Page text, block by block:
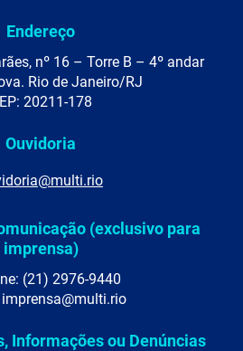
Endereço
nº 16 – Torre B – 4º andar
Rio de Janeiro/RJ
20211-178
Ouvidoria
(exclusivo para
imprensa)
(21) 2976-9440
imprensa@multi.rio
Informações ou Denúncias